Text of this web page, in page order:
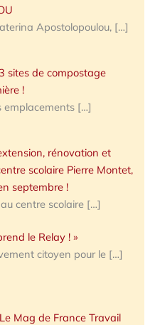
Apostolopoulou, […]
sites de compostage
!
emplacements […]
rénovation et
scolaire Pierre Montet,
septembre !
centre scolaire […]
le Relay ! »
citoyen pour le […]
Mag de France Travail